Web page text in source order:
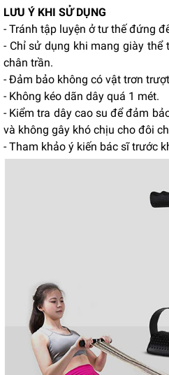
LƯU Ý KHI SỬ DỤNG
- Tránh tập luyện ở tư thế đứng
- Chỉ sử dụng khi mang giày thể
chân trần.
- Đảm bảo không có vật trơn
- Không kéo dãn dây quá 1 mét.
- Kiểm tra dây cao su để đảm
và không gây khó chịu cho đôi
- Tham khảo ý kiến bác sĩ trước